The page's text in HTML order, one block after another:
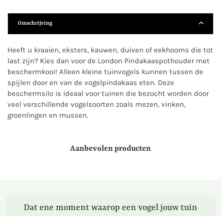
Omschrijving
Heeft u kraaien, eksters, kauwen, duiven of eekhoorns die tot
last zijn? Kies dan voor de London Pindakaaspothouder met
beschermkooi! Alleen kleine tuinvogels kunnen tussen de
spijlen door en van de vogelpindakaas eten. Deze
beschermsilo is ideaal voor tuinen die bezocht worden door
veel verschillende vogelsoorten zoals mezen, vinken,
groenlingen en mussen.
Aanbevolen producten
Dat ene moment waarop een vogel jouw tuin